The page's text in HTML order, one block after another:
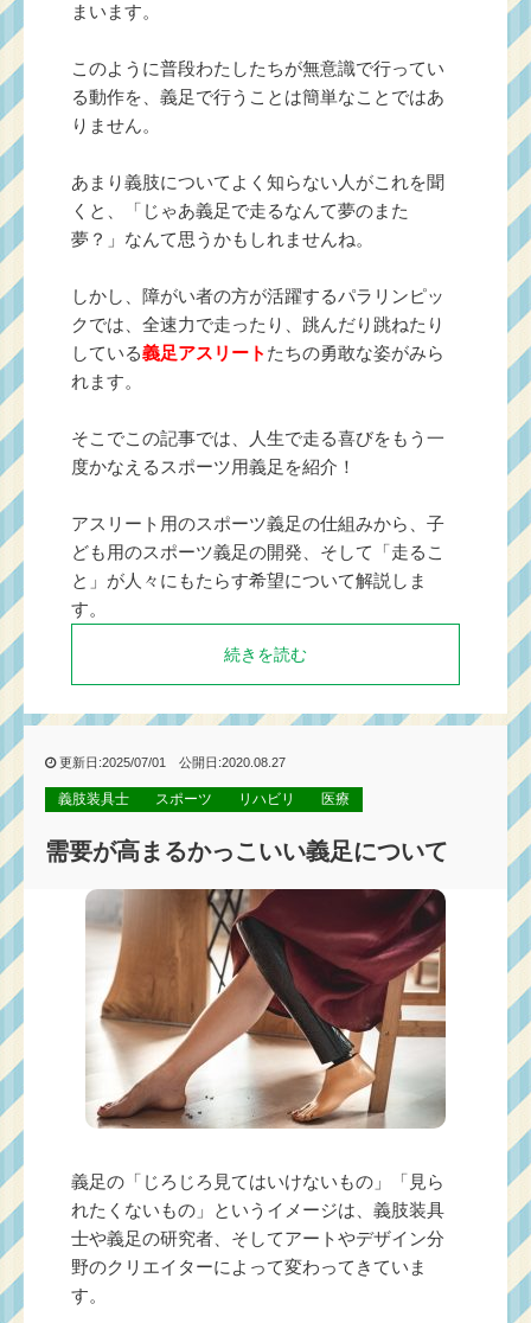
まいます。
このように普段わたしたちが無意識で行ってい
る動作を、義足で行うことは簡単なことではあ
りません。
あまり義肢についてよく知らない人がこれを聞
くと、「じゃあ義足で走るなんて夢のまた
夢？」なんて思うかもしれませんね。
しかし、障がい者の方が活躍するパラリンピッ
クでは、全速力で走ったり、跳んだり跳ねたり
している義足アスリート たちの勇敢な姿がみら
れます。
そこでこの記事では、人生で走る喜びをもう一
度かなえるスポーツ用義足を紹介！
アスリート用のスポーツ義足の仕組みから、子
ども用のスポーツ義足の開発、そして「走るこ
と」が人々にもたらす希望について解説しま
す。
続きを読む
更新日:2025/07/01 公開日:2020.08.27
義肢装具士 スポーツ リハビリ 医療
需要が高まるかっこいい義足について
義足の「じろじろ見てはいけないもの」「見ら
れたくないもの」というイメージは、義肢装具
士や義足の研究者、そしてアートやデザイン分
野のクリエイターによって変わってきていま
す。